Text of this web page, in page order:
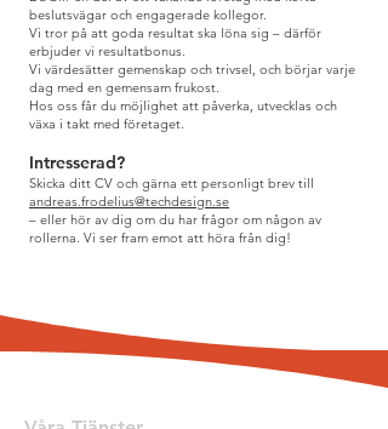
beslutsvägar och engagerade kollegor.
Vi tror på att goda resultat ska löna sig – därför
erbjuder vi resultatbonus.
Vi värdesätter gemenskap och trivsel, och börjar varje
dag med en gemensam frukost.
Hos oss får du möjlighet att påverka, utvecklas och
växa i takt med företaget.
Intresserad?
Skicka ditt CV och gärna ett personligt brev till
andreas.frodelius@techdesign.se
– eller hör av dig om du har frågor om någon av
rollerna. Vi ser fram emot att höra från dig!